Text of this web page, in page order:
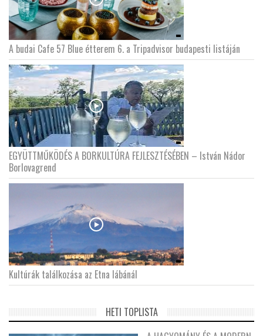
A budai Cafe 57 Blue étterem 6. a Tripadvisor budapesti listáján
EGYÜTTMŰKÖDÉS A BORKULTÚRA FEJLESZTÉSÉBEN – István Nádor
Borlovagrend
Kultúrák találkozása az Etna lábánál
HETI TOPLISTA